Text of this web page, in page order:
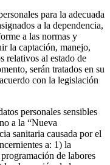
para la adecuada
a la dependencia,
a las normas y
la captación, manejo,
relativos al estado de
serán tratados en su
con la legislación
personales sensibles
a la “Nueva
sanitaria causada por el
a: 1) la
de labores